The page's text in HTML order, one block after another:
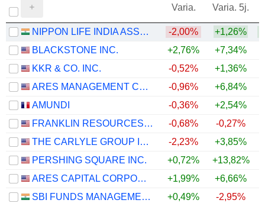
Varia. Varia. 5j.
NIPPON LIFE INDIA ASSET MANAGEMENT LIMITED
-2,00% +1,26%
BLACKSTONE INC.
+2,76% +7,34%
KKR & CO. INC.
-0,52% +1,36%
ARES MANAGEMENT CORPORATION
-0,96% +6,84%
AMUNDI
-0,36% +2,54%
FRANKLIN RESOURCES, INC.
-0,68% -0,27%
THE CARLYLE GROUP INC.
-2,23% +3,85%
PERSHING SQUARE INC.
+0,72% +13,82%
ARES CAPITAL CORPORATION
+1,99% +6,66%
SBI FUNDS MANAGEMENT LIMITED
+0,49%
-2,95%